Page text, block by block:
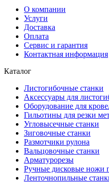
О компании
Услуги
Доставка
Оплата
Сервис и гарантия
Контактная информация
Каталог
Листогибочные станки
Аксессуары для
Оборудование для
Гильотины для резки
Угловысечные станки
Зиговочные станки
Размотчики рулона
Вальцовочные станки
Арматурорезы
Ручные дисковые ножи
Ленточнопильные